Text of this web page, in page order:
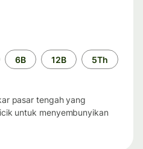
6B 12B 5Th
pasar tengah yang
untuk menyembunyikan